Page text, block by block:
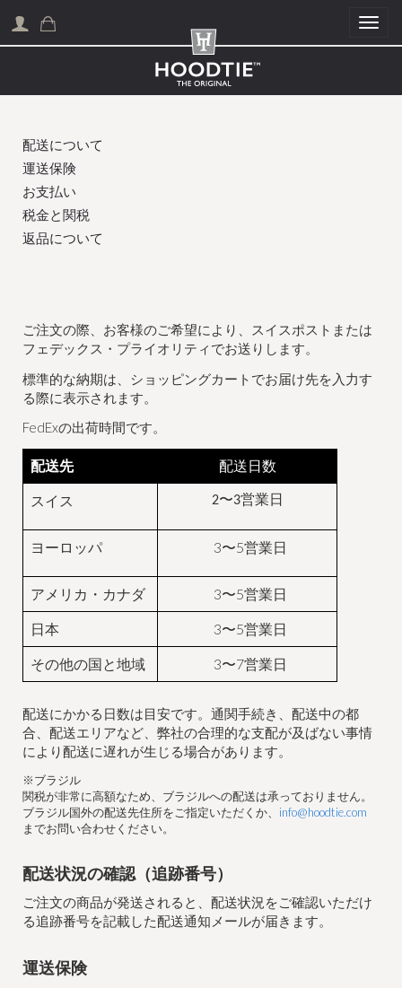
配送について
運送保険
お支払い
税金と関税
返品について
ご注文の際、お客様のご希望により、スイスポストまたは
フェデックス・プライオリティでお送りします。
標準的な納期は、ショッピングカートでお届け先を入力す
る際に表示されます。
FedExの出荷時間です。
配送先 配送日数
スイス 2〜3営業日
ヨーロッパ 3〜5営業日
アメリカ・カナダ 3〜5営業日
日本 3〜5営業日
その他の国と地域 3〜7営業日
配送にかかる日数は目安です。通関手続き、配送中の都
合、配送エリアなど、弊社の合理的な支配が及ばない事情
により配送に遅れが生じる場合があります。
※ブラジル
関税が非常に高額なため、ブラジルへの配送は承っておりません。
ブラジル国外の配送先住所をご指定いただくか、 info@hoodtie.com
までお問い合わせください。
配送状況の確認（追跡番号）
ご注文の商品が発送されると、配送状況をご確認いただけ
る追跡番号を記載した配送通知メールが届きます。
運送保険